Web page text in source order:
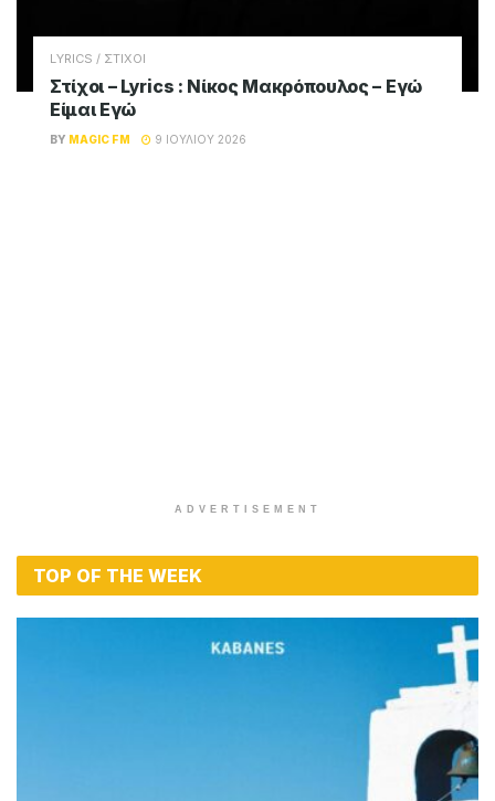
LYRICS / ΣΤΙΧΟΙ
Στίχοι – Lyrics : Νίκος Μακρόπουλος – Εγώ
Είμαι Εγώ
BY MAGIC FM 9 ΙΟΥΛΊΟΥ 2026
ADVERTISEMENT
TOP OF THE WEEK